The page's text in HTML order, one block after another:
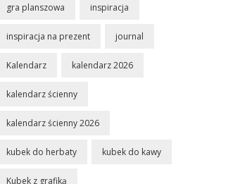
gra planszowa inspiracja
inspiracja na prezent journal
Kalendarz kalendarz 2026
kalendarz ścienny
kalendarz ścienny 2026
kubek do herbaty kubek do kawy
Kubek z grafiką